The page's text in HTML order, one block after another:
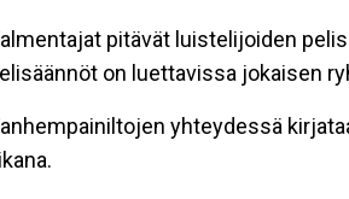
pitävät luistelijoiden
on luettavissa jokaisen
yhteydessä